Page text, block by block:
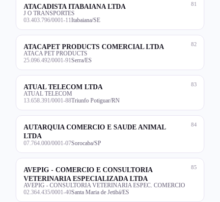
81
ATACADISTA ITABAIANA LTDA
J O TRANSPORTES
03.403.796/0001-11 Itabaiana/SE
82
ATACAPET PRODUCTS COMERCIAL LTDA
ATACA PET PRODUCTS
25.096.492/0001-91 Serra/ES
83
ATUAL TELECOM LTDA
ATUAL TELECOM
13.658.391/0001-88Triunfo Potiguar/RN
84
AUTARQUIA COMERCIO E SAUDE ANIMAL
LTDA
07.764.000/0001-07Sorocaba/SP
85
AVEPIG - COMERCIO E CONSULTORIA
VETERINARIA ESPECIALIZADA LTDA
AVEPIG - CONSULTORIA VETERINARIA ESPEC. COMERCIO
02.364.435/0001-40Santa Maria de Jetibá/ES